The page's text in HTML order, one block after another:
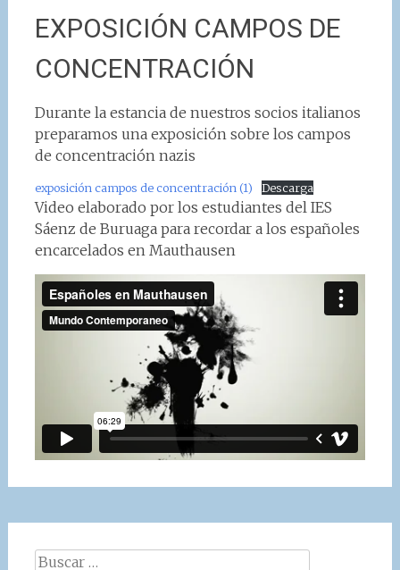
EXPOSICIÓN CAMPOS DE
CONCENTRACIÓN
Durante la estancia de nuestros socios italianos
preparamos una exposición sobre los campos
de concentración nazis
exposición campos de concentración (1) Descarga
Video elaborado por los estudiantes del IES
Sáenz de Buruaga para recordar a los españoles
encarcelados en Mauthausen
Buscar: